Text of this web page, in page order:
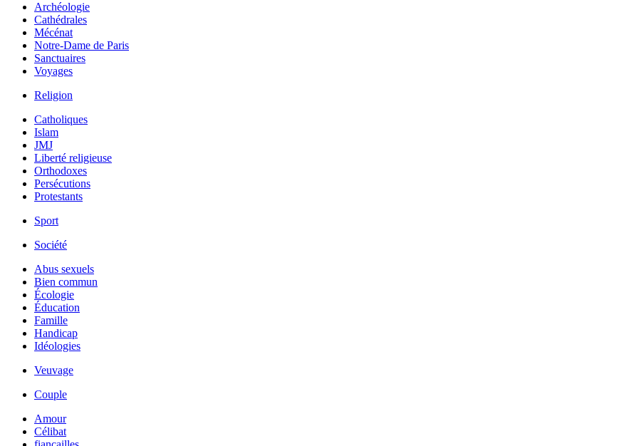
Archéologie
Cathédrales
Mécénat
Notre-Dame de Paris
Sanctuaires
Voyages
Religion
Catholiques
Islam
JMJ
Liberté religieuse
Orthodoxes
Persécutions
Protestants
Sport
Société
Abus sexuels
Bien commun
Écologie
Éducation
Famille
Handicap
Idéologies
Veuvage
Couple
Amour
Célibat